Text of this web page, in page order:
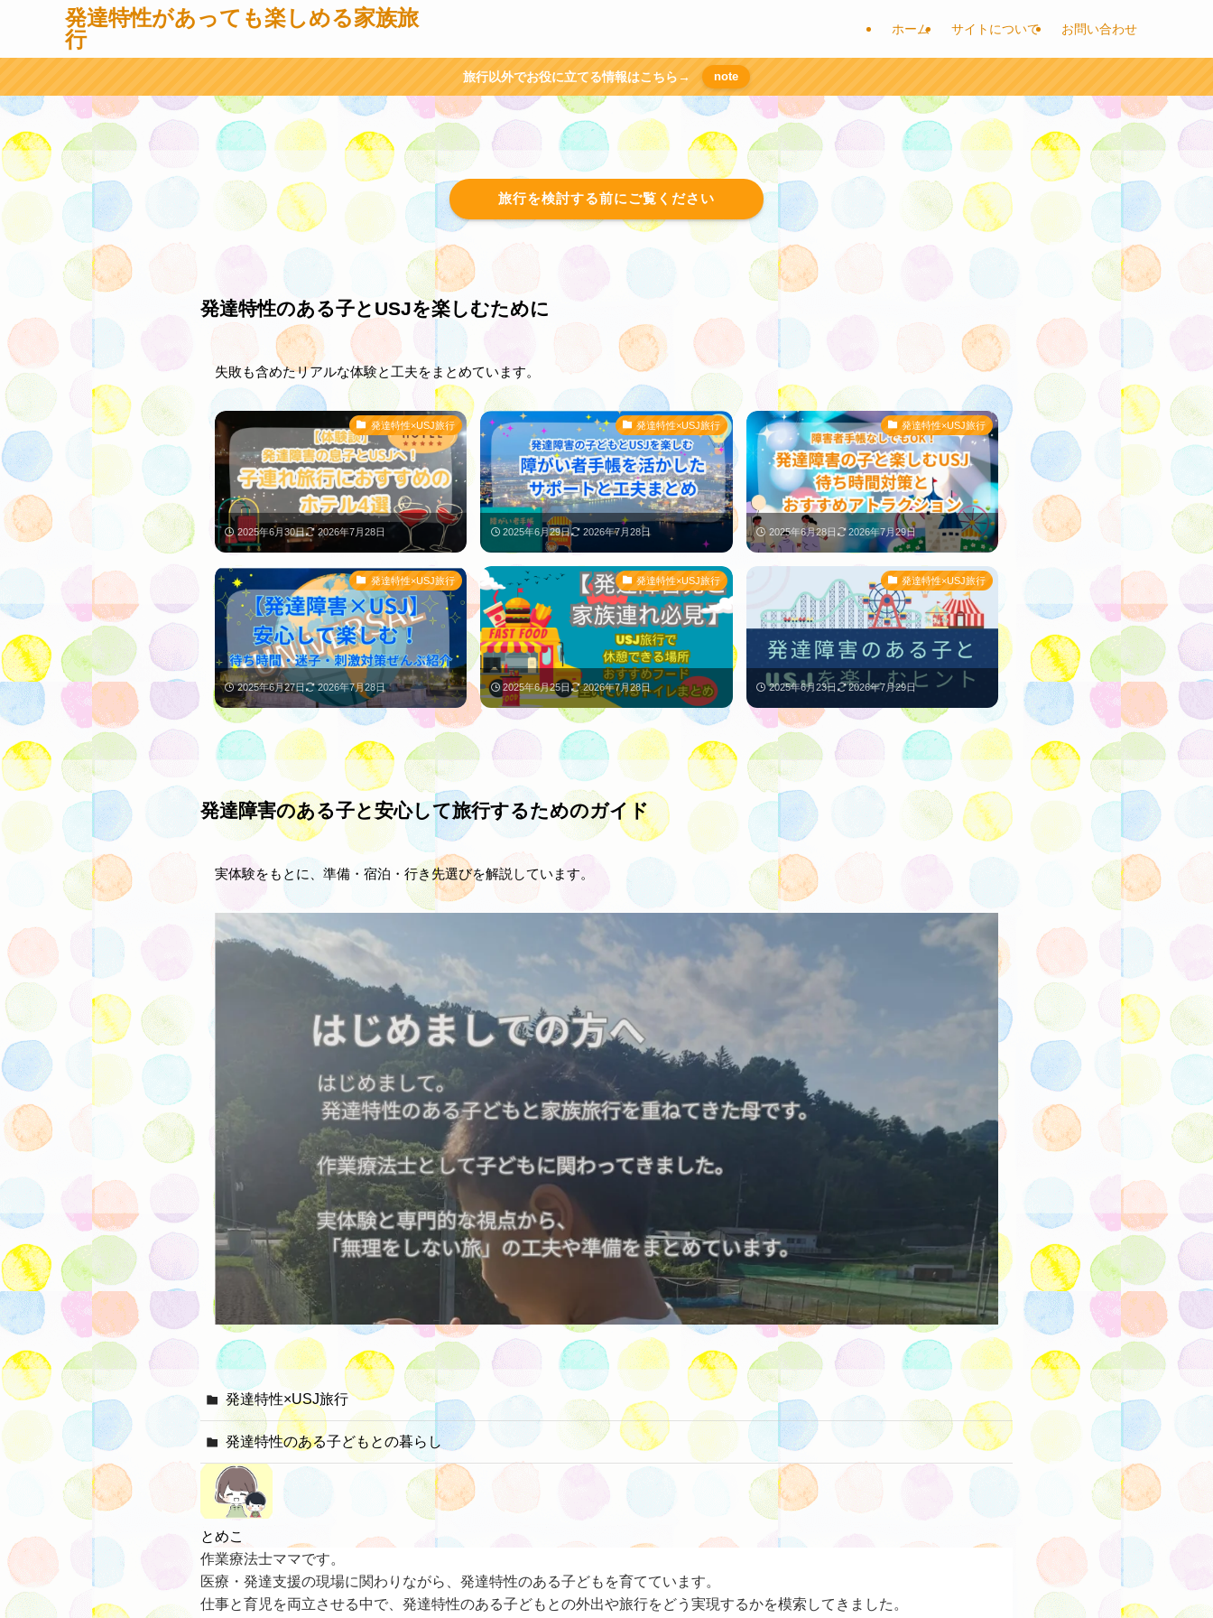
発達特性があっても楽しめる家族旅
行
ホーム サイトについて お問い合わせ
旅行以外でお役に立てる情報はこちら→ note
旅行を検討する前にご覧ください
発達特性のある子とUSJを楽しむために
失敗も含めたリアルな体験と工夫をまとめています。
発達特性×USJ旅行
2025年6月30日 2026年7月28日
発達特性×USJ旅行
2025年6月29日 2026年7月28日
発達特性×USJ旅行
2025年6月28日 2026年7月29日
発達特性×USJ旅行
2025年6月27日 2026年7月28日
発達特性×USJ旅行
2025年6月25日 2026年7月28日
発達特性×USJ旅行
2025年6月23日 2026年7月29日
発達障害のある子と安心して旅行するためのガイド
実体験をもとに、準備・宿泊・行き先選びを解説しています。
発達特性×USJ旅行
発達特性のある子どもとの暮らし
とめこ
作業療法士ママです。
医療・発達支援の現場に関わりながら、発達特性のある子どもを育てています。
仕事と育児を両立させる中で、発達特性のある子どもとの外出や旅行をどう実現するかを模索してきました。